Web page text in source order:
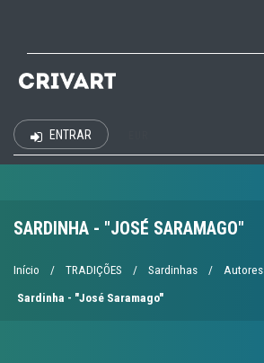
ENTRAR
SARDINHA - "JOSÉ SARAMAGO"
Início / TRADIÇÕES / Sardinhas / Autores
Sardinha - "José Saramago"